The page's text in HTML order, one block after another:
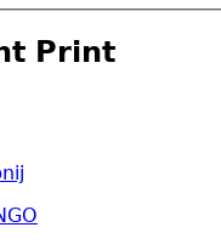
Print